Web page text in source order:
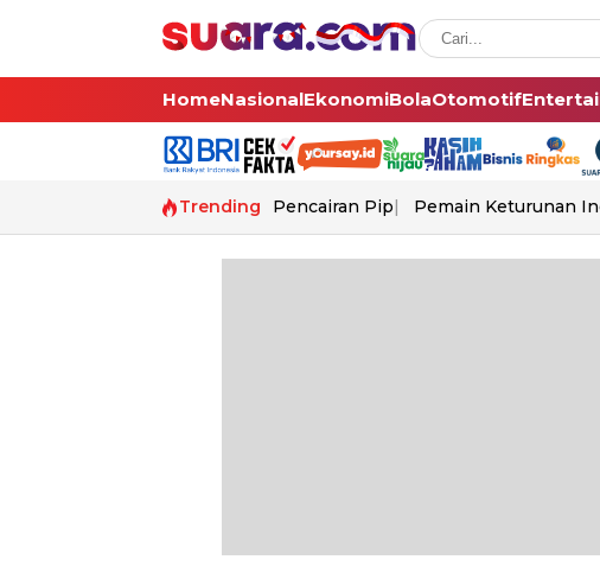
HomeNasionalEkonomiBolaOtomotif
Trending Pencairan Pip Pemain Keturunan